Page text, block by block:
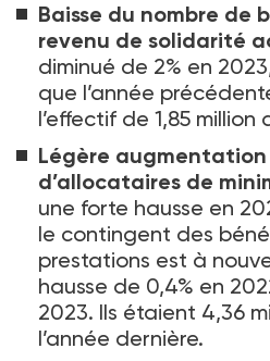
Baisse du nombre de
revenu de solidarité
diminué de 2% en
que l’année
l’effectif de 1,85 million
Légère augmentation
d’allocataires de
une forte hausse en
le contingent des
prestations est à
hausse de 0,4% en
2023. Ils étaient 4,36
l’année dernière.